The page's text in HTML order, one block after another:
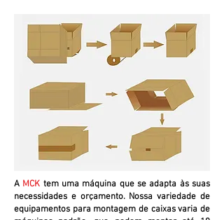
A MCK tem uma máquina que se adapta às suas
necessidades e orçamento. Nossa variedade de
equipamentos para montagem de caixas varia de